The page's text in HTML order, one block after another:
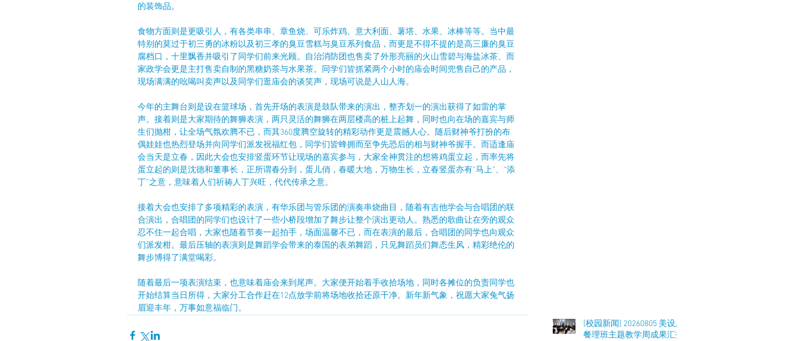
的装饰品。
食物方面则是更吸引人，有各类串串、章鱼烧、可乐炸鸡、意大利面、薯塔、水果、冰棒等等。当中最
特别的莫过于初三勇的冰粉以及初三孝的臭豆雪糕与臭豆系列食品，而更是不得不提的是高三廉的臭豆
腐档口，十里飘香并吸引了同学们前来光顾。自治消防团也售卖了外形亮丽的火山雪碧与海盐冰茶、而
家政学会更是主打售卖自制的黑糖奶茶与水果茶。同学们皆抓紧两个小时的庙会时间兜售自己的产品，
现场满满的吆喝叫卖声以及同学们逛庙会的谈笑声，现场可说是人山人海。
今年的主舞台则是设在篮球场，首先开场的表演是鼓队带来的演出，整齐划一的演出获得了如雷的掌
声。接着则是大家期待的舞狮表演，两只灵活的舞狮在两层楼高的桩上起舞，同时也向在场的嘉宾与师
生们抛柑，让全场气氛欢腾不已，而其360度腾空旋转的精彩动作更是震撼人心。随后财神爷打扮的布
偶娃娃也热烈登场并向同学们派发祝福红包，同学们皆蜂拥而至争先恐后的相与财神爷握手。而适逢庙
会当天是立春，因此大会也安排竖蛋环节让现场的嘉宾参与，大家全神贯注的想将鸡蛋立起，而率先将
蛋立起的则是沈德和董事长，正所谓春分到，蛋儿俏，春暖大地，万物生长，立春竖蛋亦有“马上”、“添
丁”之意，意味着人们祈祷人丁兴旺，代代传承之意。
接着大会也安排了多项精彩的表演，有华乐团与管乐团的演奏串烧曲目，随着有吉他学会与合唱团的联
合演出，合唱团的同学们也设计了一些小桥段增加了舞步让整个演出更动人。熟悉的歌曲让在旁的观众
忍不住一起合唱，大家也随着节奏一起拍手，场面温馨不已，而在表演的最后，合唱团的同学也向观众
们派发柑。最后压轴的表演则是舞蹈学会带来的泰国的表弟舞蹈，只见舞蹈员们舞态生风，精彩绝伦的
舞步博得了满堂喝彩。
随着最后一项表演结束，也意味着庙会来到尾声。大家便开始着手收拾场地，同时各摊位的负责同学也
开始结算当日所得，大家分工合作赶在12点放学前将场地收拾还原干净。新年新气象，祝愿大家兔气扬
眉迎丰年，万事如意福临门。
[校园新闻] 20260805 美设及
餐理班主题教学周成果汇报